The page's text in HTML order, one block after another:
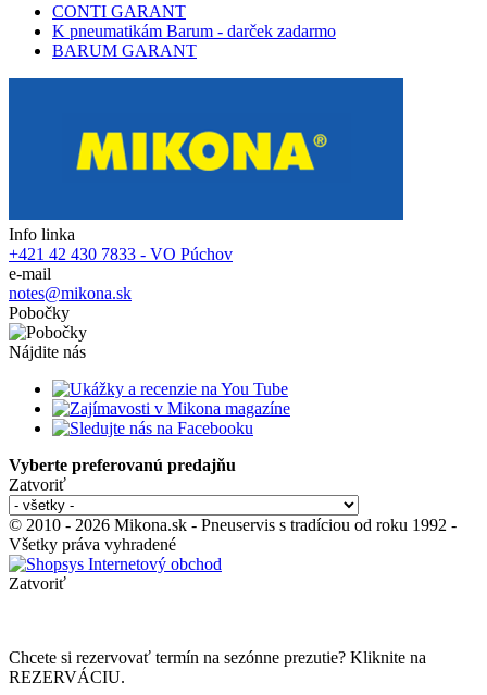
CONTI GARANT
K pneumatikám Barum - darček zadarmo
BARUM GARANT
Info linka
+421 42 430 7833 - VO Púchov
e-mail
notes@mikona.sk
Pobočky
Nájdite nás
Vyberte preferovanú predajňu
Zatvoriť
© 2010 - 2026 Mikona.sk - Pneuservis s tradíciou od roku 1992 -
Všetky práva vyhradené
Zatvoriť
Chcete si rezervovať termín na sezónne prezutie? Kliknite na
REZERVÁCIU.